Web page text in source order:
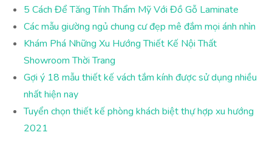
5 Cách Để Tăng Tính Thẩm Mỹ Với Đồ Gỗ Laminate
Các mẫu giường ngủ chung cư đẹp mê đắm mọi ánh nhìn
Khám Phá Những Xu Hướng Thiết Kế Nội Thất
Showroom Thời Trang
Gợi ý 18 mẫu thiết kế vách tắm kính được sử dụng nhiều
nhất hiện nay
Tuyển chọn thiết kế phòng khách biệt thự hợp xu hướng
2021